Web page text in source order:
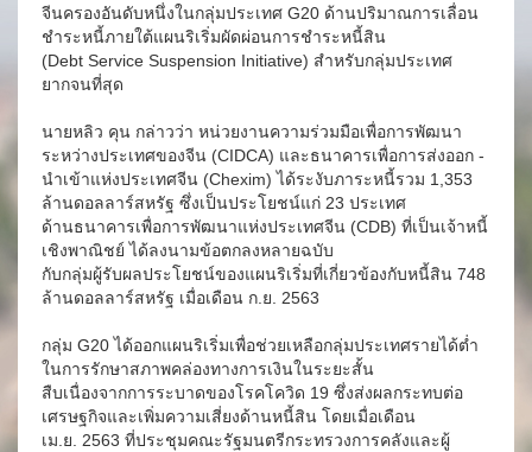
จีนครองอันดับหนึ่งในกลุ่มประเทศ G20 ด้านปริมาณการเลื่อน
ชำระหนี้ภายใต้แผนริเริ่มผัดผ่อนการชำระหนี้สิน
(Debt Service Suspension Initiative) สำหรับกลุ่มประเทศ
ยากจนที่สุด
นายหลิว คุน กล่าวว่า หน่วยงานความร่วมมือเพื่อการพัฒนา
ระหว่างประเทศของจีน (CIDCA) และธนาคารเพื่อการส่งออก -
นำเข้าแห่งประเทศจีน (Chexim) ได้ระงับภาระหนี้รวม 1,353
ล้านดอลลาร์สหรัฐ ซึ่งเป็นประโยชน์แก่ 23 ประเทศ
ด้านธนาคารเพื่อการพัฒนาแห่งประเทศจีน (CDB) ที่เป็นเจ้าหนี้
เชิงพาณิชย์ ได้ลงนามข้อตกลงหลายฉบับ
กับกลุ่มผู้รับผลประโยชน์ของแผนริเริ่มที่เกี่ยวข้องกับหนี้สิน 748
ล้านดอลลาร์สหรัฐ เมื่อเดือน ก.ย. 2563
กลุ่ม G20 ได้ออกแผนริเริ่มเพื่อช่วยเหลือกลุ่มประเทศรายได้ต่ำ
ในการรักษาสภาพคล่องทางการเงินในระยะสั้น
สืบเนื่องจากการระบาดของโรคโควิด 19 ซึ่งส่งผลกระทบต่อ
เศรษฐกิจและเพิ่มความเสี่ยงด้านหนี้สิน โดยเมื่อเดือน
เม.ย. 2563 ที่ประชุมคณะรัฐมนตรีกระทรวงการคลังและผู้